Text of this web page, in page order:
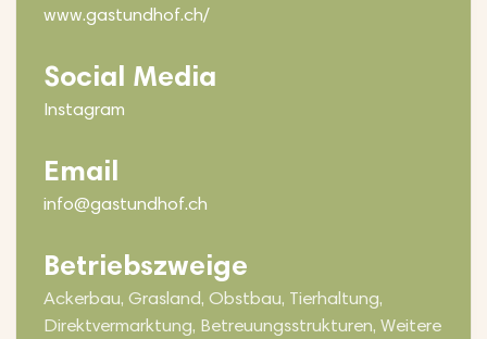
www.gastundhof.ch/
Social Media
Instagram
Email
info@gastundhof.ch
Betriebszweige
Ackerbau, Grasland, Obstbau, Tierhaltung,
Direktvermarktung, Betreuungsstrukturen, Weitere